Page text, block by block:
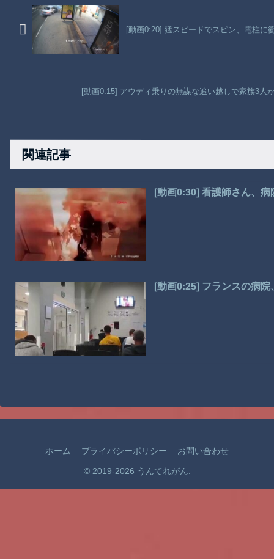
[動画0:20] 猛スピードでスピン、電柱に
[動画0:15] アウディ乗りの無謀な追い越しで家族3人
関連記事
[動画0:30] 看護師さん、
[動画0:25] フランスの病
ホーム プライバシーポリシー お問い合わせ
© 2019-2026 うんてれがん.